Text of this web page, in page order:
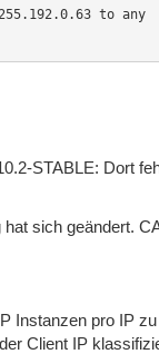
to any
STABLE: Dort
sich geändert.
Instanzen pro IP zu
Client IP